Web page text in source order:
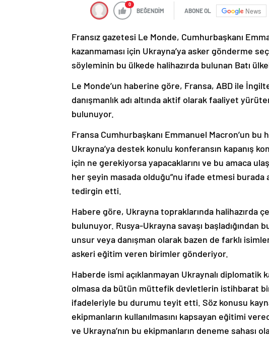
0
BEĞENDİM ABONE OL News
Fransız gazetesi Le Monde, Cumhurbaşkanı
kazanmaması için Ukrayna’ya asker gönderme
söyleminin bu ülkede halihazırda bulunan Batı
Le Monde’un haberine göre, Fransa, ABD ile
danışmanlık adı altında aktif olarak faaliyet
bulunuyor.
Fransa Cumhurbaşkanı Emmanuel Macron’un bu
Ukrayna’ya destek konulu konferansın kapanış
için ne gerekiyorsa yapacaklarını ve bu amaca
her şeyin masada olduğu”nu ifade etmesi burada
tedirgin etti.
Habere göre, Ukrayna topraklarında halihazırda
bulunuyor. Rusya-Ukrayna savaşı başladığından
unsur veya danışman olarak bazen de farklı
askeri eğitim veren birimler gönderiyor.
Haberde ismi açıklanmayan Ukraynalı diplomatik
olmasa da bütün müttefik devletlerin istihbarat
ifadeleriyle bu durumu teyit etti. Söz konusu
ekipmanların kullanılmasını kapsayan eğitimi
ve Ukrayna’nın bu ekipmanların deneme sahası